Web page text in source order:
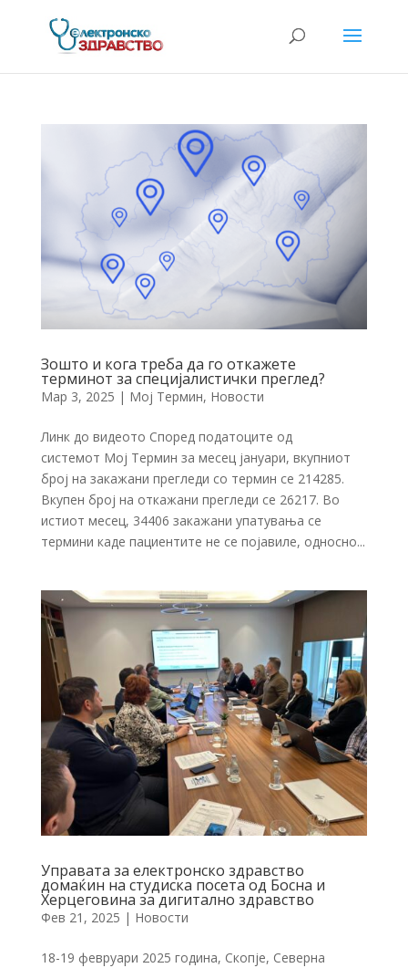
Зошто и кога треба да го откажете
терминот за специјалистички преглед?
Мар 3, 2025 | Мој Термин, Новости
Линк до видеото Според податоците од
системот Мој Термин за месец јануари, вкупниот
број на закажани прегледи со термин се 214285.
Вкупен број на откажани прегледи се 26217. Во
истиот месец, 34406 закажани упатувања се
термини каде пациентите не се појавиле, односно...
Управата за електронско здравство
домаќин на студиска посета од Босна и
Херцеговина за дигитално здравство
Фев 21, 2025 | Новости
18-19 февруари 2025 година, Скопје, Северна